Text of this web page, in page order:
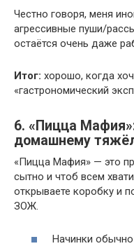
Честно говоря, меня
агрессивные пуши/
остаётся очень даже
Итог: хорошо, когда
«гастрономический
6. «Пицца
домашнему
«Пицца Мафия» — это
сытно и чтоб всем
открываете коробку и
ЗОЖ.
Начинки